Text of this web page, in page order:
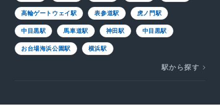
高輪ゲートウェイ駅 表参道駅 虎ノ門駅
中目黒駅 馬車道駅 神田駅 中目黒駅
お台場海浜公園駅 横浜駅
駅から探す